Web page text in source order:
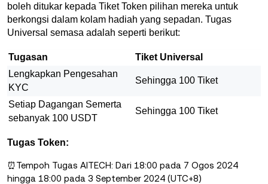
boleh ditukar kepada Tiket Token pilihan mereka untuk
berkongsi dalam kolam hadiah yang sepadan. Tugas
Universal semasa adalah seperti berikut:
Tugasan
Tiket Universal
Lengkapkan Pengesahan
KYC
Sehingga 100 Tiket
Setiap Dagangan Semerta
sebanyak 100 USDT
Sehingga 100 Tiket
Tugas Token:
⏰Tempoh Tugas AITECH: Dari 18:00 pada 7 Ogos 2024
hingga 18:00 pada 3 September 2024 (UTC+8)